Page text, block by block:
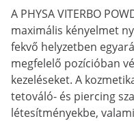
A PHYSA VITERBO
maximális kényelmet
fekvő helyzetben
megfelelő pozícióban
kezeléseket. A
tetováló- és piercing
létesítményekbe,